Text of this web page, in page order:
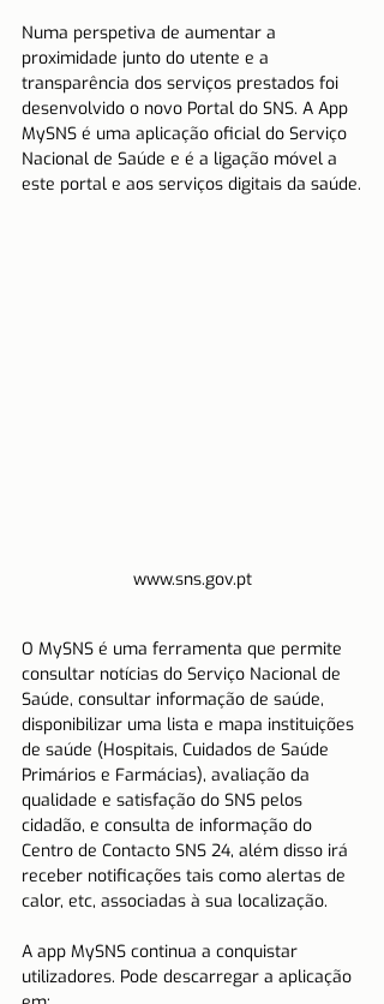
Numa perspetiva de aumentar a
proximidade junto do utente e a
transparência dos serviços prestados foi
desenvolvido o novo Portal do SNS. A App
MySNS é uma aplicação oficial do Serviço
Nacional de Saúde e é a ligação móvel a
este portal e aos serviços digitais da saúde.
www.sns.gov.pt
O MySNS é uma ferramenta que permite
consultar notícias do Serviço Nacional de
Saúde, consultar informação de saúde,
disponibilizar uma lista e mapa instituições
de saúde (Hospitais, Cuidados de Saúde
Primários e Farmácias), avaliação da
qualidade e satisfação do SNS pelos
cidadão, e consulta de informação do
Centro de Contacto SNS 24, além disso irá
receber notificações tais como alertas de
calor, etc, associadas à sua localização.
A app MySNS continua a conquistar
utilizadores. Pode descarregar a aplicação